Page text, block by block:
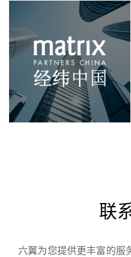
联
六翼为您提供更丰富的服